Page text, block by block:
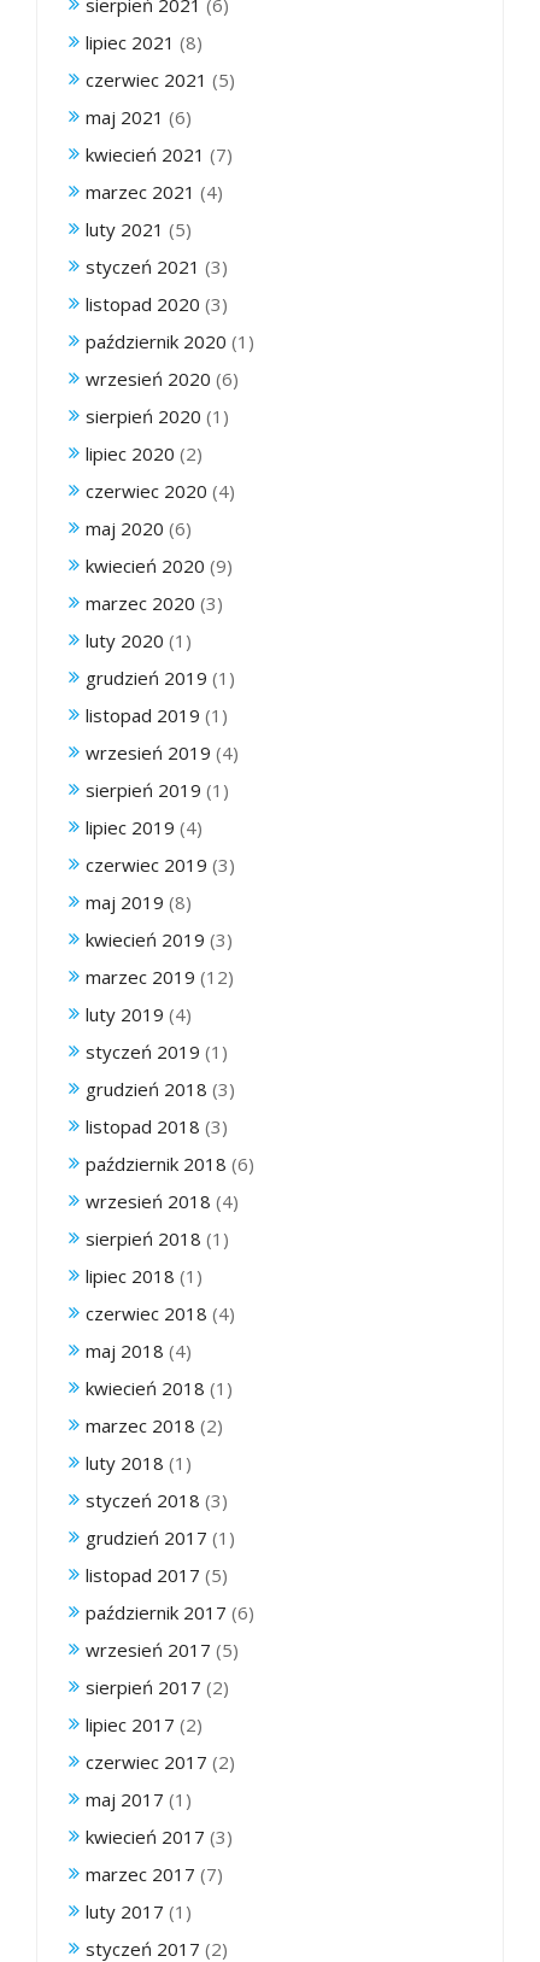
lipiec 2021 (8)
czerwiec 2021 (5)
maj 2021 (6)
kwiecień 2021 (7)
marzec 2021 (4)
luty 2021 (5)
styczeń 2021 (3)
listopad 2020 (3)
październik 2020 (1)
wrzesień 2020 (6)
sierpień 2020 (1)
lipiec 2020 (2)
czerwiec 2020 (4)
maj 2020 (6)
kwiecień 2020 (9)
marzec 2020 (3)
luty 2020 (1)
grudzień 2019 (1)
listopad 2019 (1)
wrzesień 2019 (4)
sierpień 2019 (1)
lipiec 2019 (4)
czerwiec 2019 (3)
maj 2019 (8)
kwiecień 2019 (3)
marzec 2019 (12)
luty 2019 (4)
styczeń 2019 (1)
grudzień 2018 (3)
listopad 2018 (3)
październik 2018 (6)
wrzesień 2018 (4)
sierpień 2018 (1)
lipiec 2018 (1)
czerwiec 2018 (4)
maj 2018 (4)
kwiecień 2018 (1)
marzec 2018 (2)
luty 2018 (1)
styczeń 2018 (3)
grudzień 2017 (1)
listopad 2017 (5)
październik 2017 (6)
wrzesień 2017 (5)
sierpień 2017 (2)
lipiec 2017 (2)
czerwiec 2017 (2)
maj 2017 (1)
kwiecień 2017 (3)
marzec 2017 (7)
luty 2017 (1)
styczeń 2017 (2)